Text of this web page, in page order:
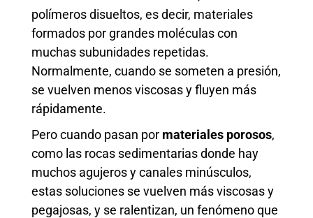
polímeros disueltos, es decir, materiales
formados por grandes moléculas con
muchas subunidades repetidas.
Normalmente, cuando se someten a presión,
se vuelven menos viscosas y fluyen más
rápidamente.
Pero cuando pasan por materiales porosos,
como las rocas sedimentarias donde hay
muchos agujeros y canales minúsculos,
estas soluciones se vuelven más viscosas y
pegajosas, y se ralentizan, un fenómeno que